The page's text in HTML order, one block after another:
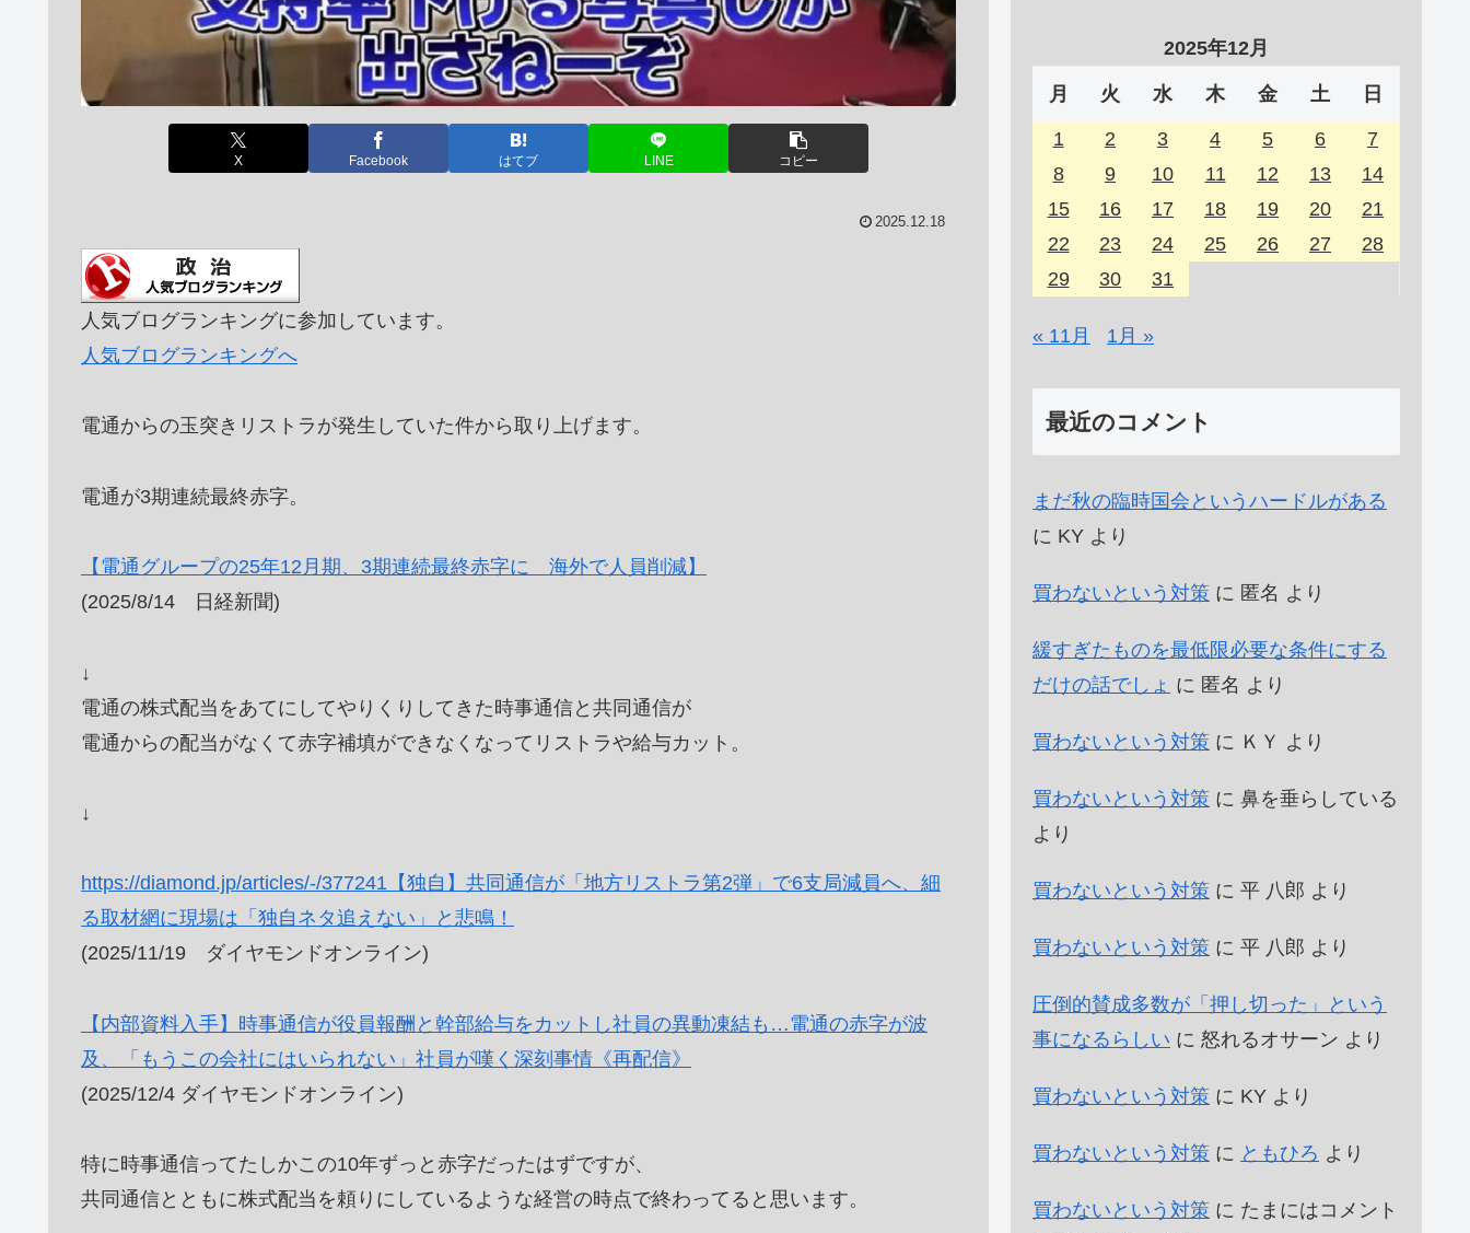
X Facebook はてブ LINE コピー
2025.12.18
人気ブログランキングに参加しています。
人気ブログランキングへ
電通からの玉突きリストラが発生していた件から取り上げます。
電通が3期連続最終赤字。
【電通グループの25年12月期、3期連続最終赤字に 海外で人員削減】
(2025/8/14 日経新聞)
↓
電通の株式配当をあてにしてやりくりしてきた時事通信と共同通信が
電通からの配当がなくて赤字補填ができなくなってリストラや給与カット。
↓
https://diamond.jp/articles/-/377241【独自】共同通信が「地方リストラ第2弾」で6支局減員へ、細
る取材網に現場は「独自ネタ追えない」と悲鳴！
(2025/11/19 ダイヤモンドオンライン)
【内部資料入手】時事通信が役員報酬と幹部給与をカットし社員の異動凍結も…電通の赤字が波
及、「もうこの会社にはいられない」社員が嘆く深刻事情《再配信》
(2025/12/4 ダイヤモンドオンライン)
特に時事通信ってたしかこの10年ずっと赤字だったはずですが、
共同通信とともに株式配当を頼りにしているような経営の時点で終わってると思います。
2025年12月
月 火 水 木 金 土 日
1 2 3 4 5 6
7
8
9 10 11 12 13
14
15
16 17 18 19 20
21
22
23 24 25 26 27
28
29
30 31
« 11月 1月 »
最近のコメント
まだ秋の臨時国会というハードルがある
に KY より
買わないという対策 に 匿名 より
緩すぎたものを最低限必要な条件にする
だけの話でしょ に 匿名 より
買わないという対策 に ＫＹ より
買わないという対策 に 鼻を垂らしている
より
買わないという対策 に 平 八郎 より
買わないという対策 に 平 八郎 より
圧倒的賛成多数が「押し切った」という
事になるらしい に 怒れるオサーン より
買わないという対策 に KY より
買わないという対策 に ともひろ より
買わないという対策 に たまにはコメント